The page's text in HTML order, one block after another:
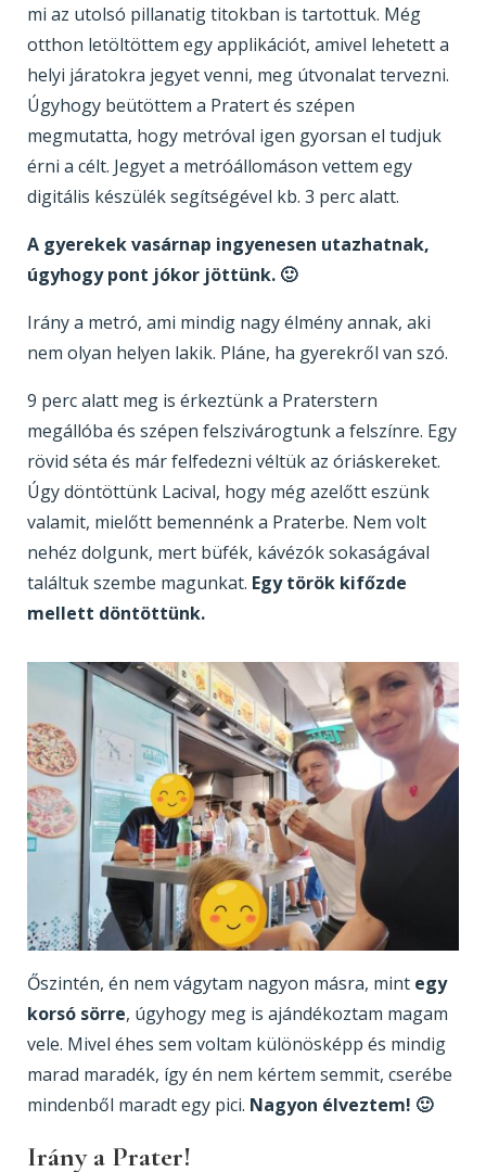
mi az utolsó pillanatig titokban is tartottuk. Még
otthon letöltöttem egy applikációt, amivel lehetett a
helyi járatokra jegyet venni, meg útvonalat tervezni.
Úgyhogy beütöttem a Pratert és szépen
megmutatta, hogy metróval igen gyorsan el tudjuk
érni a célt. Jegyet a metróállomáson vettem egy
digitális készülék segítségével kb. 3 perc alatt.
A gyerekek vasárnap ingyenesen utazhatnak,
úgyhogy pont jókor jöttünk. 🙂
Irány a metró, ami mindig nagy élmény annak, aki
nem olyan helyen lakik. Pláne, ha gyerekről van szó.
9 perc alatt meg is érkeztünk a Praterstern
megállóba és szépen felszivárogtunk a felszínre. Egy
rövid séta és már felfedezni véltük az óriáskereket.
Úgy döntöttünk Lacival, hogy még azelőtt eszünk
valamit, mielőtt bemennénk a Praterbe. Nem volt
nehéz dolgunk, mert büfék, kávézók sokaságával
találtuk szembe magunkat. Egy török kifőzde
mellett döntöttünk.
Őszintén, én nem vágytam nagyon másra, mint egy
korsó sörre, úgyhogy meg is ajándékoztam magam
vele. Mivel éhes sem voltam különösképp és mindig
marad maradék, így én nem kértem semmit, cserébe
mindenből maradt egy pici. Nagyon élveztem! 🙂
Irány a Prater!